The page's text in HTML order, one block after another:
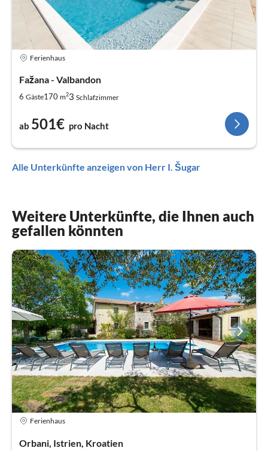
Ferienhaus
Fažana - Valbandon
6 Gäste170 m23 Schlafzimmer
ab 501€ pro Nacht
Alle Unterkünfte anzeigen von Herr I. Šugar
Weitere Unterkünfte, die Ihnen auch
gefallen könnten
Ferienhaus
Orbani, Istrien, Kroatien